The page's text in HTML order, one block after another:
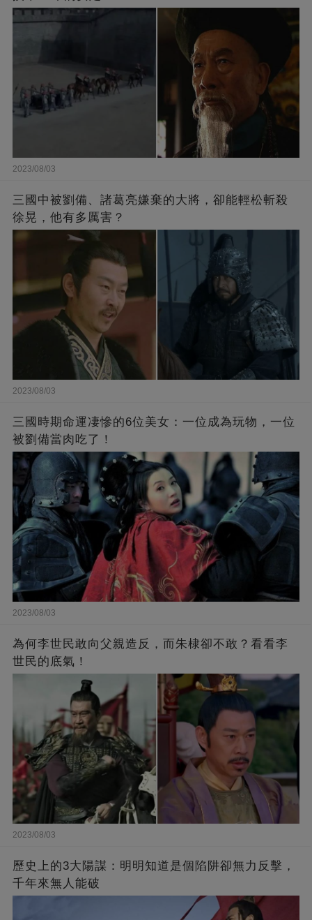
2023/08/03
三國中被劉備、諸葛亮嫌棄的大將，卻能輕松斬殺
徐晃，他有多厲害？
2023/08/03
三國時期命運凄慘的6位美女：一位成為玩物，一位
被劉備當肉吃了！
2023/08/03
為何李世民敢向父親造反，而朱棣卻不敢？看看李
世民的底氣！
2023/08/03
歷史上的3大陽謀：明明知道是個陷阱卻無力反擊，
千年來無人能破